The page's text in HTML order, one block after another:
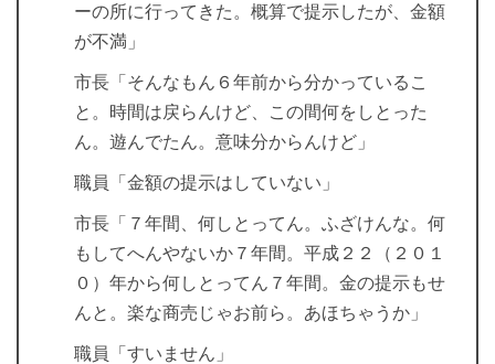
ーの所に行ってきた。概算で提示したが、金額
が不満」
市長「そんなもん６年前から分かっているこ
と。時間は戻らんけど、この間何をしとった
ん。遊んでたん。意味分からんけど」
職員「金額の提示はしていない」
市長「７年間、何しとってん。ふざけんな。何
もしてへんやないか７年間。平成２２（２０１
０）年から何しとってん７年間。金の提示もせ
んと。楽な商売じゃお前ら。あほちゃうか」
職員「すいません」